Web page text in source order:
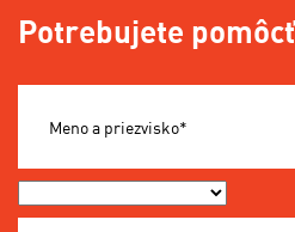
Potrebujete
Meno a priezvisko*
Okres*